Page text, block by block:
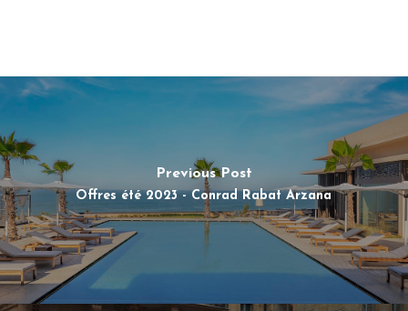
Previous Post
Offres été 2023 - Conrad Rabat Arzana